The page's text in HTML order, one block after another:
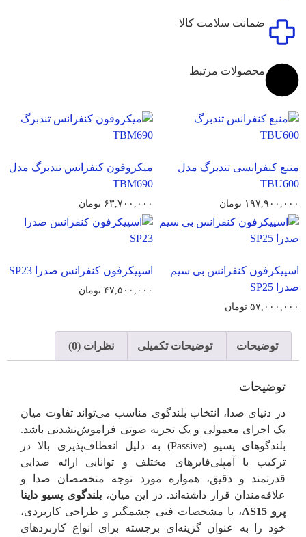
ضمانت سلامت کالا
محصولات مرتبط
منبع کنفرانسی تندبرگ مدل
TBU600
۱۹۷,۹۰۰,۰۰۰ تومان
میکروفون کنفرانس تندبرگ مدل
TBM690
۶۳,۷۰۰,۰۰۰ تومان
اسپیکرفون کنفرانس بی سیم
صدرا SP25
۵۷,۰۰۰,۰۰۰ تومان
اسپیکرفون کنفرانس صدرا SP23
۴۷,۵۰۰,۰۰۰ تومان
توضیحات توضیحات تکمیلی نظرات (0)
توضیحات
در دنیای صدا، انتخاب بلندگوی مناسب می‌تواند تفاوت میان
یک اجرای معمولی و یک تجربه صوتی فراموش‌نشدنی باشد.
بلندگوهای پسیو (Passive) به دلیل انعطاف‌پذیری بالا در
ترکیب با آمپلی‌فایرهای مختلف و توانایی ارائه صدایی
قدرتمند و دقیق، همواره مورد توجه متخصصان صدا و
علاقه‌مندان قرار داشته‌اند. در این میان، بلندگوی پسیو داینا
پرو AS15
، با مشخصات فنی چشمگیر و طراحی کاربردی،
خود را به عنوان گزینه‌ای برجسته برای انواع کاربردهای